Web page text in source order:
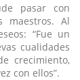
pasar con
maestros. Al
“Fue un
cualidades
crecimiento,
con ellos”.